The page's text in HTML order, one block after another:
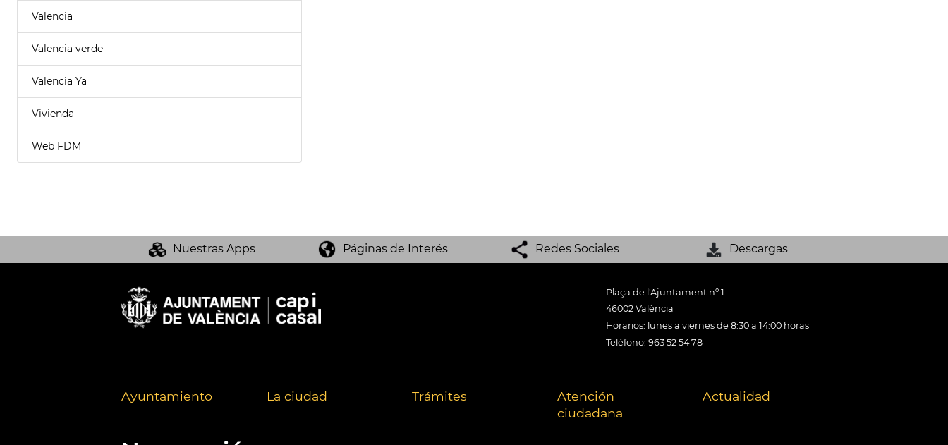
Valencia
Valencia verde
Valencia Ya
Vivienda
Web FDM
Nuestras Apps Páginas de Interés Redes Sociales Descargas
Plaça de l'Ajuntament nº 1
46002 València
Horarios: lunes a viernes de 8:30 a 14:00 horas
Teléfono: 963 52 54 78
Ayuntamiento La ciudad Trámites
Atención
ciudadana
Actualidad